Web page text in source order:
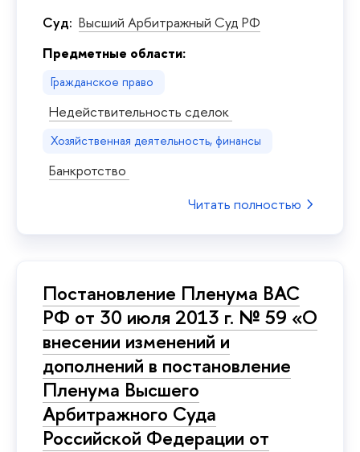
Суд: Высший Арбитражный Суд РФ
Предметные области:
Гражданское право
Недействительность сделок
Хозяйственная деятельность, финансы
Банкротство
Читать полностью
Постановление Пленума ВАС
РФ от 30 июля 2013 г. № 59 «О
внесении изменений и
дополнений в постановление
Пленума Высшего
Арбитражного Суда
Российской Федерации от